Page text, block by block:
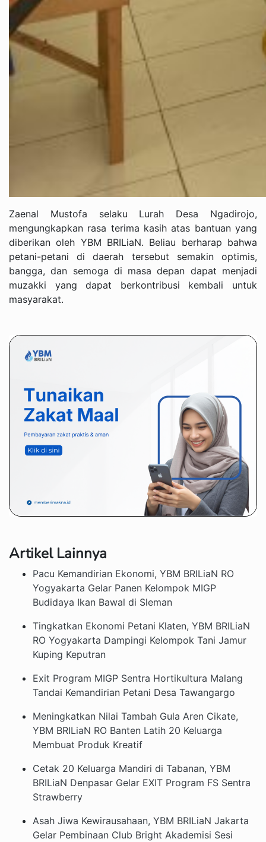
Zaenal Mustofa selaku Lurah Desa Ngadirojo,
mengungkapkan rasa terima kasih atas bantuan yang
diberikan oleh YBM BRILiaN. Beliau berharap bahwa
petani-petani di daerah tersebut semakin optimis,
bangga, dan semoga di masa depan dapat menjadi
muzakki yang dapat berkontribusi kembali untuk
masyarakat.
Artikel Lainnya
Pacu Kemandirian Ekonomi, YBM BRILiaN RO
Yogyakarta Gelar Panen Kelompok MIGP
Budidaya Ikan Bawal di Sleman
Tingkatkan Ekonomi Petani Klaten, YBM BRILiaN
RO Yogyakarta Dampingi Kelompok Tani Jamur
Kuping Keputran
Exit Program MIGP Sentra Hortikultura Malang
Tandai Kemandirian Petani Desa Tawangargo
Meningkatkan Nilai Tambah Gula Aren Cikate,
YBM BRILiaN RO Banten Latih 20 Keluarga
Membuat Produk Kreatif
Cetak 20 Keluarga Mandiri di Tabanan, YBM
BRILiaN Denpasar Gelar EXIT Program FS Sentra
Strawberry
Asah Jiwa Kewirausahaan, YBM BRILiaN Jakarta
Gelar Pembinaan Club Bright Akademisi Sesi